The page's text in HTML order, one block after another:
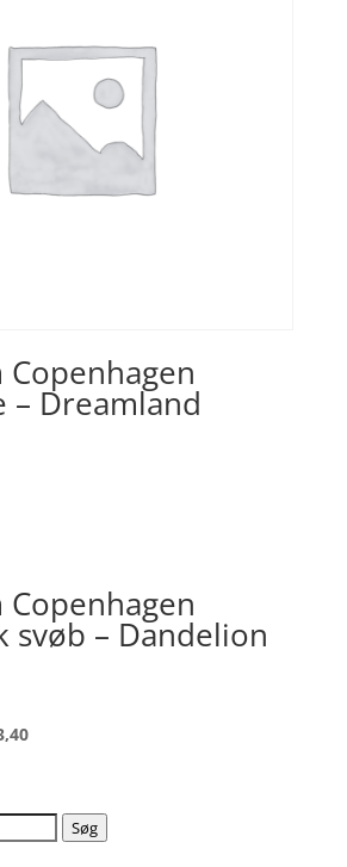
Copenhagen
– Dreamland
Copenhagen
svøb – Dandelion
Den
er:
kr. 113,40.
Søg